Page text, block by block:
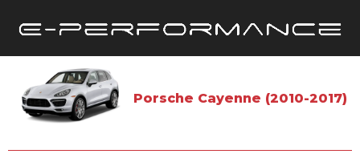
Porsche Cayenne (2010-2017)